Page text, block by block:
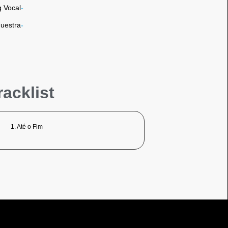
Vocal-
-
1. Até o Fim